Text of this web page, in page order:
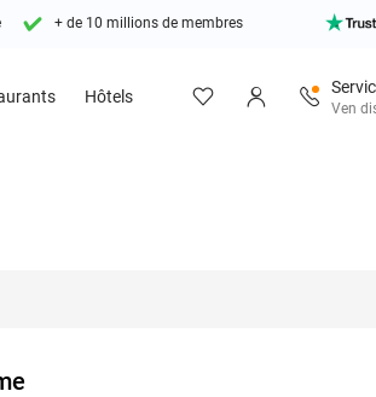
+ de 10 millions de membres
Hôtels
Ven